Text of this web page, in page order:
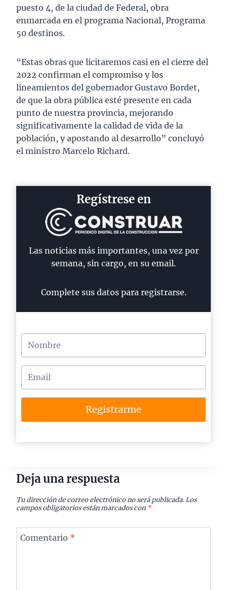
puesto 4, de la ciudad de Federal, obra
enmarcada en el programa Nacional, Programa
50 destinos.
“Estas obras que licitaremos casi en el cierre del
2022 confirman el compromiso y los
lineamientos del gobernador Gustavo Bordet,
de que la obra pública esté presente en cada
punto de nuestra provincia, mejorando
significativamente la calidad de vida de la
población, y apostando al desarrollo” concluyó
el ministro Marcelo Richard.
Regístrese en
Las noticias más importantes, una vez por
semana, sin cargo, en su email.
Complete sus datos para registrarse.
Registrarme
Deja una respuesta
Tu dirección de correo electrónico no será publicada. Los
campos obligatorios están marcados con *
Comentario *